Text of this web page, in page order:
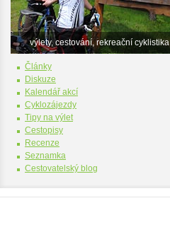
výlety, cestování, rekreační cyklistika
Články
Diskuze
Kalendář akcí
Cyklozájezdy
Tipy na výlet
Cestopisy
Recenze
Seznamka
Cestovatelský blog